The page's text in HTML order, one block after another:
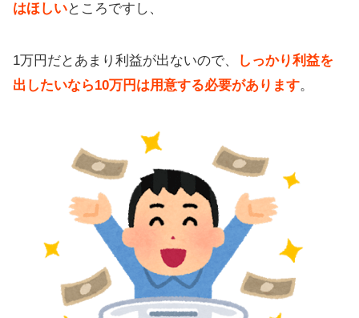
ループイフダンのおすすめ設定
はほしいところですし、
1万円だとあまり利益が出ないので、
しっかり利益を
出したいなら10万円は用意する必要があります。